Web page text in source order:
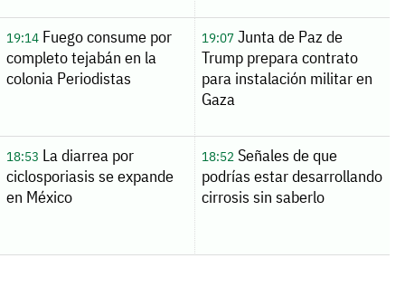
19:14Fuego consume por
completo tejabán en la
colonia Periodistas
19:07Junta de Paz de
Trump prepara contrato
para instalación militar en
Gaza
18:53 La diarrea por
ciclosporiasis se expande
en México
18:52Señales de que
podrías estar desarrollando
cirrosis sin saberlo